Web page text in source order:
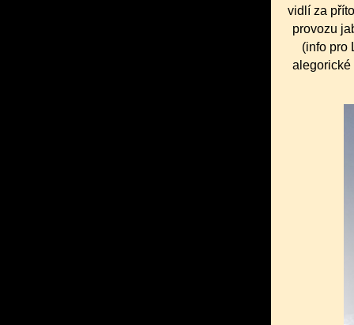
vidlí za
provozu
(info pro
alegorické